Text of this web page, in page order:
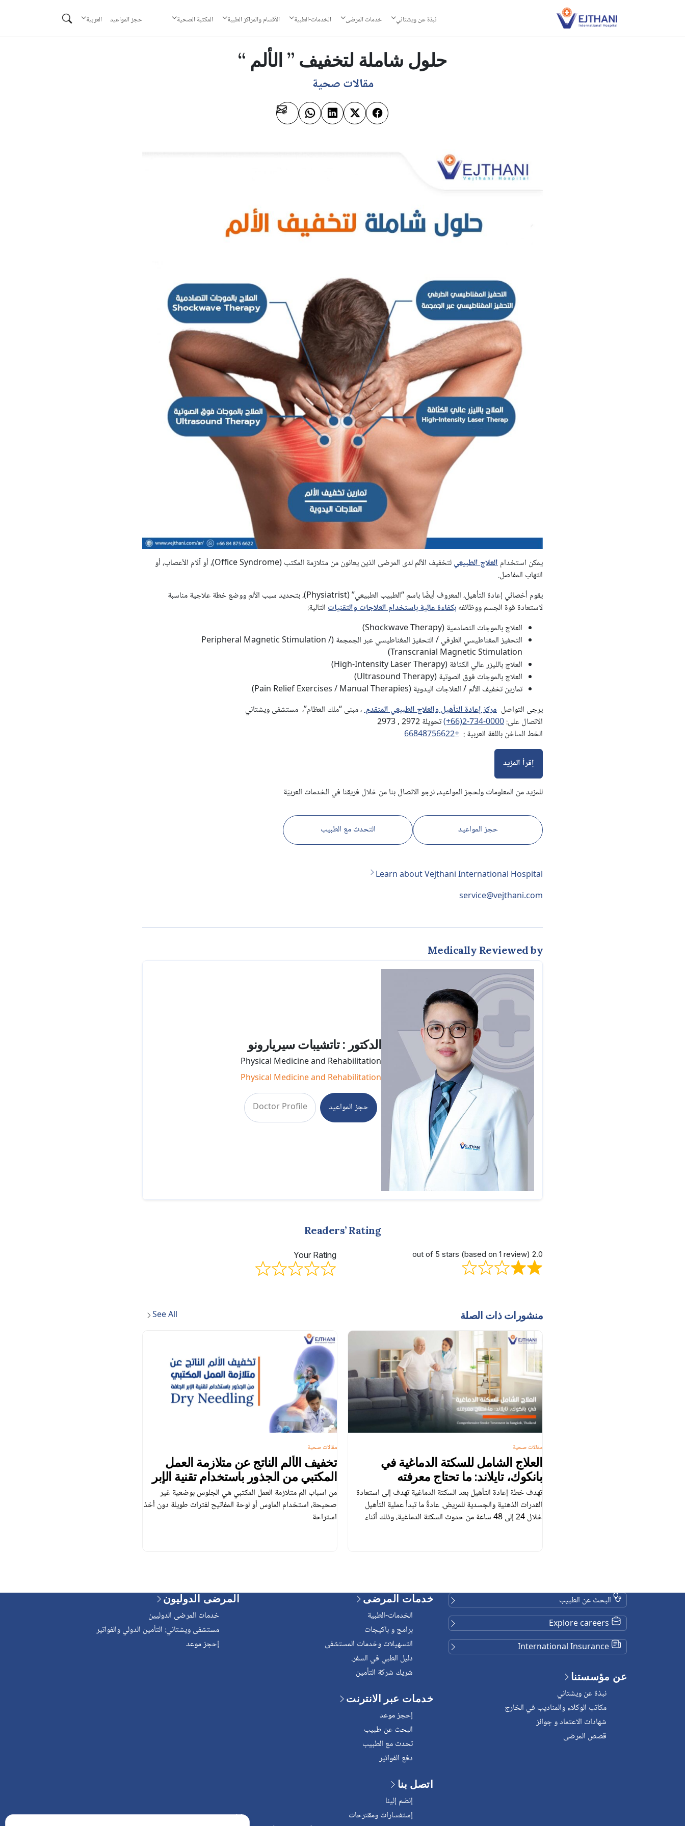
نبذة عن ويشتاني خدمات المرضى الخدمات-الطبية الأقسام والمراكز الطبية المكتبة الصحية حجز المواعيد العربية
حلول شاملة لتخفيف ” الألم “
مقالات صحية
يمكن استخدامالعلاج الطبيعي
لتخفيف الألم لدى المرضى الذين يعانون من متلازمة المكتب (Office Syndrome)، أو آلام الأعصاب، أو
التهاب المفاصل.
يقوم أخصائي إعادة التأهيل، المعروف أيضًا باسم “الطبيب الطبيعي” (Physiatrist)، بتحديد سبب الألم ووضع خطة علاجية مناسبة
لاستعادة قوة الجسم ووظائفهبكفاءة عالية باستخدام العلاجات والتقنياتالتالية:
العلاج بالموجات التصادمية (Shockwave Therapy)
التحفيز المغناطيسي الطرفي / التحفيز المغناطيسي عبر الجمجمة (Peripheral Magnetic Stimulation /
Transcranial Magnetic Stimulation)
العلاج بالليزر عالي الكثافة (High-Intensity Laser Therapy)
العلاج بالموجات فوق الصوتية (Ultrasound Therapy)
تمارين تخفيف الألم / العلاجات اليدوية (Pain Relief Exercises / Manual Therapies)
يرجى التواصل مركز إعادة التأهيل والعلاج الطبيعي المتقدم، مبنى “ملك العظام”، مستشفى ويشتاني
الاتصال على:(+66)2-734-0000تحويلة 2972 , 2973
الخط الساخن باللغة العربية : +66848756622
إقرأ المزيد
للمزيد من المعلومات ولحجز المواعيد، نرجو الاتصال بنا من خلال فريقنا في الخدمات العربيّة
حجز المواعيد التحدث مع الطبيب
Learn about Vejthani International Hospital
service@vejthani.com
Medically Reviewed by
الدكتور : تاتشيبات سيريارونو
Physical Medicine and Rehabilitation
Physical Medicine and Rehabilitation
حجز المواعيد Doctor Profile
Readers’ Rating
2.0 out of 5 stars (based on 1 review)
Your Rating
منشورات ذات الصلة See All
العلاج الشامل للسكتة الدماغية في
بانكوك، تايلاند: ما تحتاج معرفته
تهدف خطة إعادة التأهيل بعد السكتة الدماغية تهدف إلى استعادة
القدرات الذهنية والجسدية للمريض. عادةً ما تبدأ عملية التأهيل
خلال 24 إلى 48 ساعة من حدوث السكتة الدماغية، وذلك أثناء
مقالات صحية
تخفيف الألم الناتج عن متلازمة العمل
المكتبي من الجذور باستخدام تقنية الإبر
الجافة (Dry Needling)
من اسباب الم متلازمة العمل المكتبي هي الجلوس بوضعية غير
صحيحة، استخدام الماوس أو لوحة المفاتيح لفترات طويلة دون أخذ
استراحة
مقالات صحية
البحث عن الطبيب
عن مؤسستنا
نبذة عن ويشتاني
مكاتب الوكلاء والمناديب في الخارج
شهادات الاعتماد و جوائز
قصص المرضى
خدمات المرضى
الخدمات-الطبية
برامج و باكيجات
التسهيلات وخدمات المستشفى
دليل الطبي في السفر.
شريك شركة التأمين
خدمات عبر الانترنت
إحجز موعد
البحث عن طبيب
تحدث مع الطبيب
دفع الفواتير
اتصل بنا
إنضم إلينا
إستفسارات ومقترحات
المرضى الدوليون
خدمات المرضى الدوليين
مستشفى ويشتاني: التأمين الدولي والفواتير
إحجز موعد